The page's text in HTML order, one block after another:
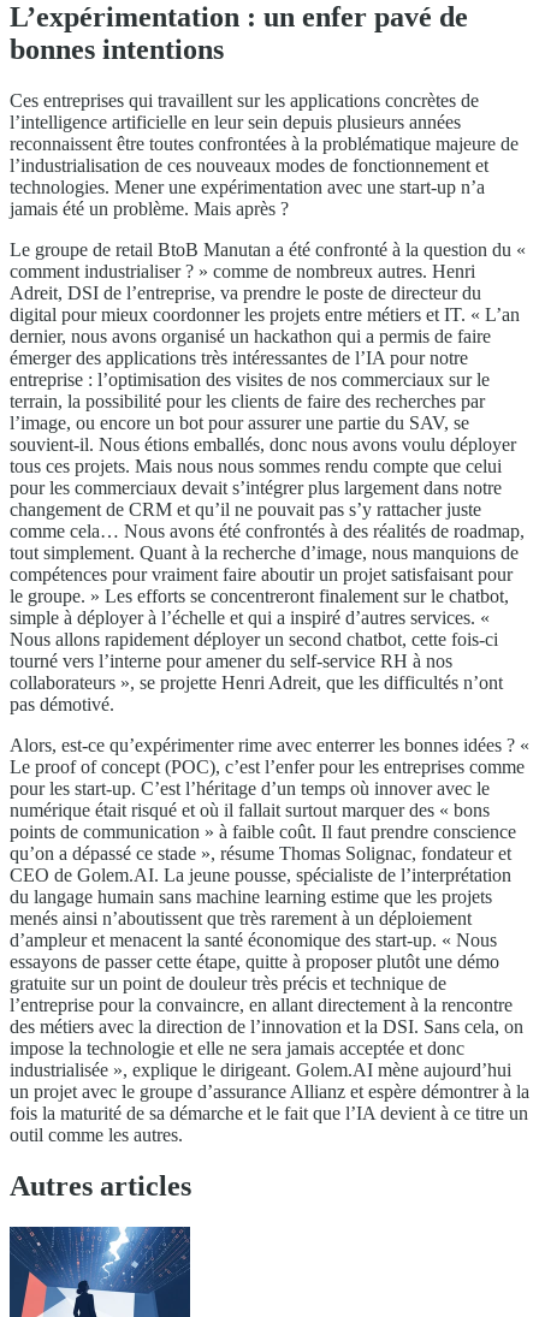
L’expérimentation : un enfer pavé de
bonnes intentions
Ces entreprises qui travaillent sur les applications concrètes de
l’intelligence artificielle en leur sein depuis plusieurs années
reconnaissent être toutes confrontées à la problématique majeure de
l’industrialisation de ces nouveaux modes de fonctionnement et
technologies. Mener une expérimentation avec une start-up n’a
jamais été un problème. Mais après ?
Le groupe de retail BtoB Manutan a été confronté à la question du «
comment industrialiser ? » comme de nombreux autres. Henri
Adreit, DSI de l’entreprise, va prendre le poste de directeur du
digital pour mieux coordonner les projets entre métiers et IT. « L’an
dernier, nous avons organisé un hackathon qui a permis de faire
émerger des applications très intéressantes de l’IA pour notre
entreprise : l’optimisation des visites de nos commerciaux sur le
terrain, la possibilité pour les clients de faire des recherches par
l’image, ou encore un bot pour assurer une partie du SAV, se
souvient-il. Nous étions emballés, donc nous avons voulu déployer
tous ces projets. Mais nous nous sommes rendu compte que celui
pour les commerciaux devait s’intégrer plus largement dans notre
changement de CRM et qu’il ne pouvait pas s’y rattacher juste
comme cela… Nous avons été confrontés à des réalités de roadmap,
tout simplement. Quant à la recherche d’image, nous manquions de
compétences pour vraiment faire aboutir un projet satisfaisant pour
le groupe. » Les efforts se concentreront finalement sur le chatbot,
simple à déployer à l’échelle et qui a inspiré d’autres services. «
Nous allons rapidement déployer un second chatbot, cette fois-ci
tourné vers l’interne pour amener du self-service RH à nos
collaborateurs », se projette Henri Adreit, que les difficultés n’ont
pas démotivé.
Alors, est-ce qu’expérimenter rime avec enterrer les bonnes idées ? «
Le proof of concept (POC), c’est l’enfer pour les entreprises comme
pour les start-up. C’est l’héritage d’un temps où innover avec le
numérique était risqué et où il fallait surtout marquer des « bons
points de communication » à faible coût. Il faut prendre conscience
qu’on a dépassé ce stade », résume Thomas Solignac, fondateur et
CEO de Golem.AI. La jeune pousse, spécialiste de l’interprétation
du langage humain sans machine learning estime que les projets
menés ainsi n’aboutissent que très rarement à un déploiement
d’ampleur et menacent la santé économique des start-up. « Nous
essayons de passer cette étape, quitte à proposer plutôt une démo
gratuite sur un point de douleur très précis et technique de
l’entreprise pour la convaincre, en allant directement à la rencontre
des métiers avec la direction de l’innovation et la DSI. Sans cela, on
impose la technologie et elle ne sera jamais acceptée et donc
industrialisée », explique le dirigeant. Golem.AI mène aujourd’hui
un projet avec le groupe d’assurance Allianz et espère démontrer à la
fois la maturité de sa démarche et le fait que l’IA devient à ce titre un
outil comme les autres.
Autres articles